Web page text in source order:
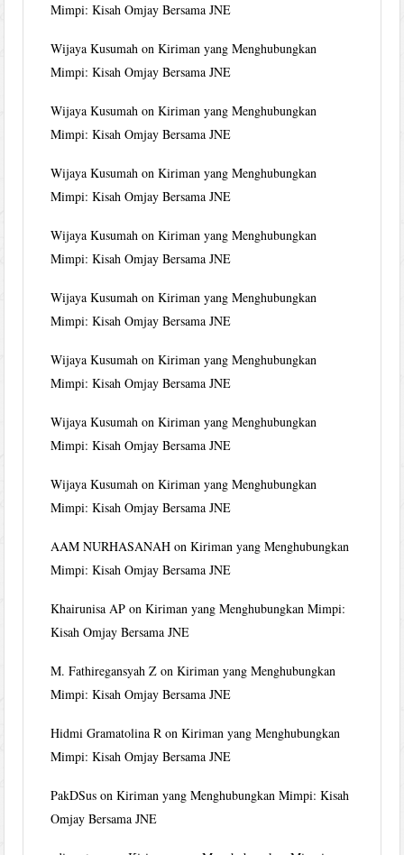
Mimpi: Kisah Omjay Bersama JNE
Wijaya Kusumah onKiriman yang Menghubungkan
Mimpi: Kisah Omjay Bersama JNE
Wijaya Kusumah onKiriman yang Menghubungkan
Mimpi: Kisah Omjay Bersama JNE
Wijaya Kusumah onKiriman yang Menghubungkan
Mimpi: Kisah Omjay Bersama JNE
Wijaya Kusumah onKiriman yang Menghubungkan
Mimpi: Kisah Omjay Bersama JNE
Wijaya Kusumah onKiriman yang Menghubungkan
Mimpi: Kisah Omjay Bersama JNE
Wijaya Kusumah onKiriman yang Menghubungkan
Mimpi: Kisah Omjay Bersama JNE
Wijaya Kusumah onKiriman yang Menghubungkan
Mimpi: Kisah Omjay Bersama JNE
Wijaya Kusumah onKiriman yang Menghubungkan
Mimpi: Kisah Omjay Bersama JNE
AAM NURHASANAH onKiriman yang Menghubungkan
Mimpi: Kisah Omjay Bersama JNE
Khairunisa AP onKiriman yang Menghubungkan Mimpi:
Kisah Omjay Bersama JNE
M. Fathiregansyah Z onKiriman yang Menghubungkan
Mimpi: Kisah Omjay Bersama JNE
Hidmi Gramatolina R onKiriman yang Menghubungkan
Mimpi: Kisah Omjay Bersama JNE
PakDSus onKiriman yang Menghubungkan Mimpi: Kisah
Omjay Bersama JNE